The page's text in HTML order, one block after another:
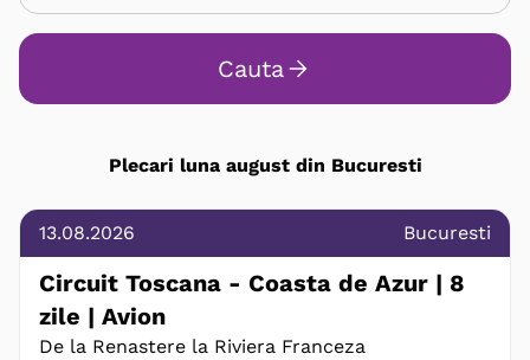
Cauta
Plecari luna august din Bucuresti
13.08.2026 Bucuresti
Circuit Toscana - Coasta de Azur | 8
zile | Avion
De la Renastere la Riviera Franceza